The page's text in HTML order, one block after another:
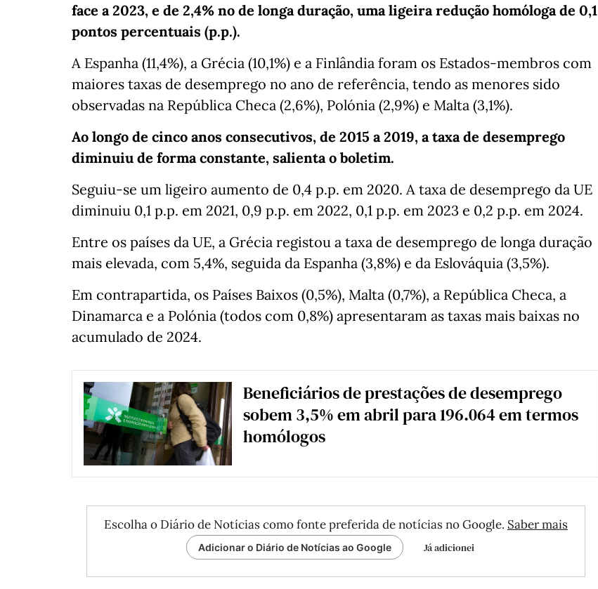
face a 2023, e de 2,4% no de longa duração, uma ligeira redução homóloga de 0,1
pontos percentuais (p.p.).
A Espanha (11,4%), a Grécia (10,1%) e a Finlândia foram os Estados-membros com
maiores taxas de desemprego no ano de referência, tendo as menores sido
observadas na República Checa (2,6%), Polónia (2,9%) e Malta (3,1%).
Ao longo de cinco anos consecutivos, de 2015 a 2019, a taxa de desemprego
diminuiu de forma constante, salienta o boletim.
Seguiu-se um ligeiro aumento de 0,4 p.p. em 2020. A taxa de desemprego da UE
diminuiu 0,1 p.p. em 2021, 0,9 p.p. em 2022, 0,1 p.p. em 2023 e 0,2 p.p. em 2024.
Entre os países da UE, a Grécia registou a taxa de desemprego de longa duração
mais elevada, com 5,4%, seguida da Espanha (3,8%) e da Eslováquia (3,5%).
Em contrapartida, os Países Baixos (0,5%), Malta (0,7%), a República Checa, a
Dinamarca e a Polónia (todos com 0,8%) apresentaram as taxas mais baixas no
acumulado de 2024.
Beneficiários de prestações de desemprego
sobem 3,5% em abril para 196.064 em termos
homólogos
Escolha o Diário de Notícias como fonte preferida de notícias no Google. Saber mais
Adicionar o Diário de Notícias ao Google Já adicionei